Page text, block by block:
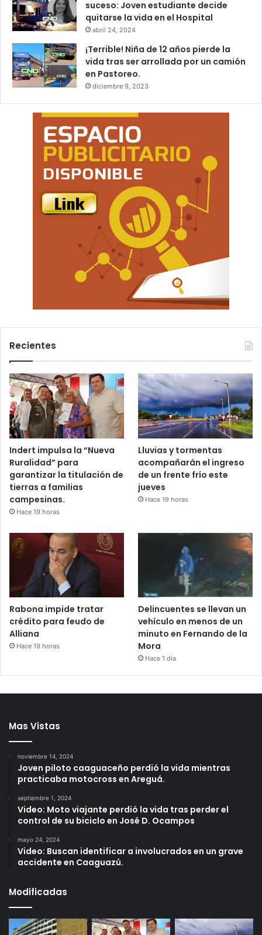
suceso: Joven estudiante decide
quitarse la vida en el Hospital
abril 24, 2024
¡Terrible! Niña de 12 años pierde la
vida tras ser arrollada por un camión
en Pastoreo.
diciembre 9, 2023
Recientes
Indert impulsa la “Nueva
Ruralidad” para
garantizar la titulación de
tierras a familias
campesinas.
Hace 19 horas
Lluvias y tormentas
acompañarán el ingreso
de un frente frío este
jueves
Hace 19 horas
Rabona impide tratar
crédito para feudo de
Alliana
Hace 19 horas
Delincuentes se llevan un
vehículo en menos de un
minuto en Fernando de la
Mora
Hace 1 día
Mas Vistas
noviembre 14, 2024
Joven piloto caaguaceño perdió la vida mientras
practicaba motocross en Areguá.
septiembre 1, 2024
Video: Moto viajante perdió la vida tras perder el
control de su biciclo en José D. Ocampos
mayo 24, 2024
Video: Buscan identificar a involucrados en un grave
accidente en Caaguazú.
Modificadas